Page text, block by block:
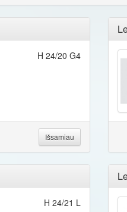
H 24/20 G4
Išsamiau
H 24/21 L